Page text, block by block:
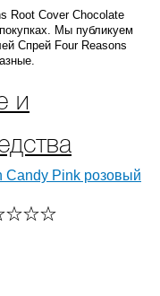
Root Cover Chocolate
Мы публикуем
Спрей Four Reasons
и
Candy Pink розовый